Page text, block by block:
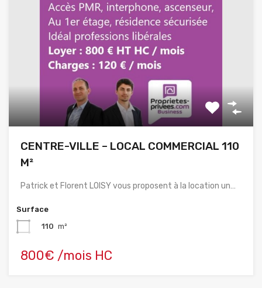
CENTRE-VILLE – LOCAL COMMERCIAL 110
M²
Patrick et Florent LOISY vous proposent à la location un…
Surface
110 m²
800€ /mois HC